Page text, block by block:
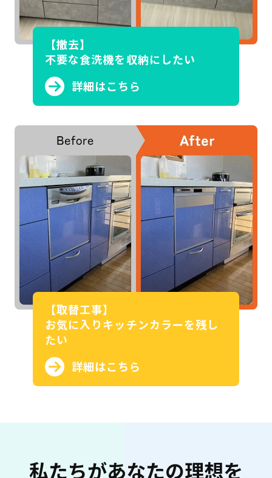
【撤去】
不要な食洗機を収納にしたい
詳細はこちら
【取替工事】
お気に入りキッチンカラーを残し
たい
詳細はこちら
私たちがあなたの理想を